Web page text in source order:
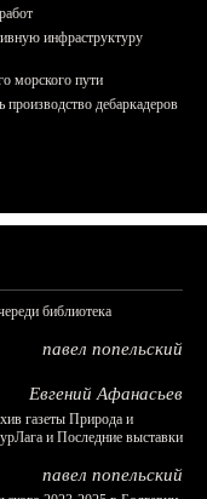
инфраструктуру
морского пути
производство дебаркадеров
библиотека
павел попельский
Евгений Афанасьев
газеты Природа и
и Последние выставки
павел попельский